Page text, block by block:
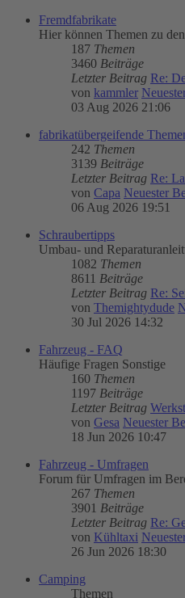
Fremdfabrikate
Hier können Themen zu
187 Themen
3460 Beiträge
Letzter Beitrag Re:
von kammler
03 Aug 2026 21:06
fabrikatübergeifende
242 Themen
3139 Beiträge
Letzter Beitrag Re:
von Capa Neuester
06 Aug 2026 19:51
Schraubertipps
Umbau- und
1082 Themen
8611 Beiträge
Letzter Beitrag Re:
von Themightydude
30 Jul 2026 14:32
Fahrzeug - FAQ
Häufige Fragen Sonstige
160 Themen
1197 Beiträge
Letzter Beitrag
von Gesa Neuester
18 Jun 2026 10:47
Fahrzeug - Umfragen
Forum für Umfragen im
267 Themen
3901 Beiträge
Letzter Beitrag Re:
von Kühltaxi
26 Jun 2026 18:30
Camping
Themen